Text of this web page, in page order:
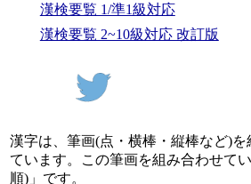
漢検要覧 1/準1級対応
漢検要覧 2~10級対応 改訂版
漢字は、筆画(点・横棒・縦棒など)
ています。この筆画を組み合わせて
順)」です。